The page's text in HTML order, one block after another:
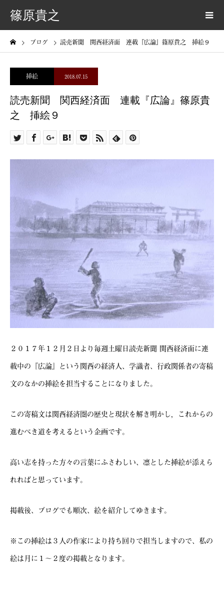
篠原貴之
ブログ 読売新聞 関西経済面 連載『広論』篠原貴之 挿絵９
挿絵 2018.07.15
読売新聞 関西経済面 連載『広論』篠原貴
之 挿絵９
２０１７年１２月２日より毎週土曜日読売新聞 関西経済面に連
載中の『広論』という関西の経済人、学識者、行政関係者の寄稿
文のなかの挿絵を担当することになりました。
この寄稿文は関西経済圏の歴史と現状を解き明かし，これからの
進むべき道を考えるという企画です。
高い志を持った方々の言葉にふさわしい、凛とした挿絵が添えら
れればと思っています。
掲載後、ブログでも順次、絵を紹介してゆきます。
※この挿絵は３人の作家により持ち回りで担当しますので、私の
絵は月に１～２度の掲載となります。